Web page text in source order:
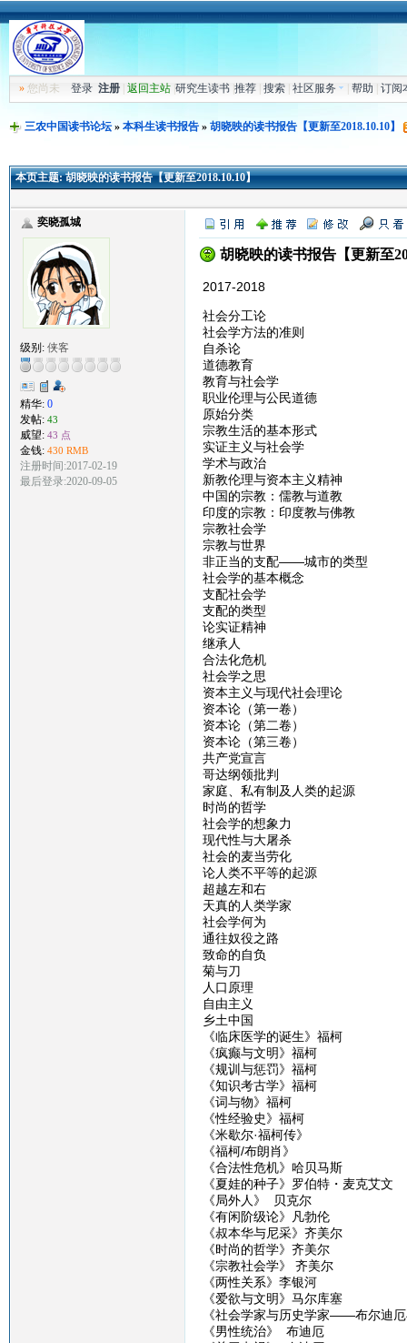
»您尚未 登录 注册| 返回主站| 研究生读书| 推荐| 搜索| 社区服务 帮助 订阅
三农中国读书论坛» 本科生读书报告» 胡晓映的读书报告【更新至2018.10.10】
本页主题:胡晓映的读书报告【更新至2018.10.10】
奕晓孤城
级别: 侠客
精华: 0
发帖: 43
威望: 43 点
金钱: 430 RMB
注册时间:2017-02-19
最后登录:2020-09-05
胡晓映的读书报告【更新至
2017-2018
社会分工论
社会学方法的准则
自杀论
道德教育
教育与社会学
职业伦理与公民道德
原始分类
宗教生活的基本形式
实证主义与社会学
学术与政治
新教伦理与资本主义精神
中国的宗教：儒教与道教
印度的宗教：印度教与佛教
宗教社会学
宗教与世界
非正当的支配——城市的类型
社会学的基本概念
支配社会学
支配的类型
论实证精神
继承人
合法化危机
社会学之思
资本主义与现代社会理论
资本论（第一卷）
资本论（第二卷）
资本论（第三卷）
共产党宣言
哥达纲领批判
家庭、私有制及人类的起源
时尚的哲学
社会学的想象力
现代性与大屠杀
社会的麦当劳化
论人类不平等的起源
超越左和右
天真的人类学家
社会学何为
通往奴役之路
致命的自负
菊与刀
人口原理
自由主义
乡土中国
《临床医学的诞生》福柯
《疯癫与文明》福柯
《规训与惩罚》福柯
《知识考古学》福柯
《词与物》福柯
《性经验史》福柯
《米歇尔·福柯传》
《福柯/布朗肖》
《合法性危机》哈贝马斯
《夏娃的种子》罗伯特・麦克艾文
《局外人》 贝克尔
《有闲阶级论》凡勃伦
《叔本华与尼采》齐美尔
《时尚的哲学》齐美尔
《宗教社会学》 齐美尔
《两性关系》李银河
《爱欲与文明》马尔库塞
《社会学家与历史学家——布尔迪
《男性统治》 布迪厄